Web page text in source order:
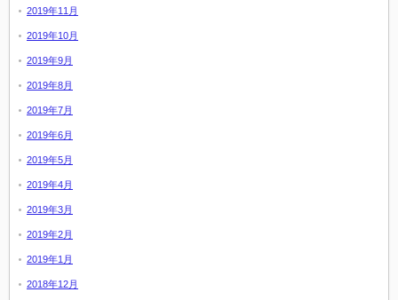
2019年11月
2019年10月
2019年9月
2019年8月
2019年7月
2019年6月
2019年5月
2019年4月
2019年3月
2019年2月
2019年1月
2018年12月